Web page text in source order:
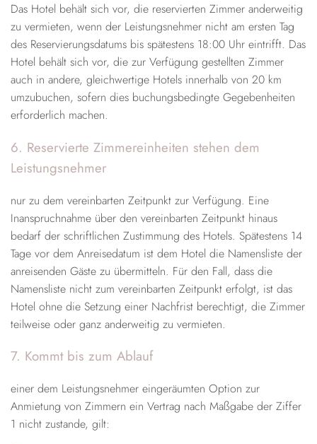
Das Hotel behält sich vor, die reservierten Zimmer anderweitig
zu vermieten, wenn der Leistungsnehmer nicht am ersten Tag
des Reservierungsdatums bis spätestens 18:00 Uhr eintrifft. Das
Hotel behält sich vor, die zur Verfügung gestellten Zimmer
auch in andere, gleichwertige Hotels innerhalb von 20 km
umzubuchen, sofern dies buchungsbedingte Gegebenheiten
erforderlich machen.
6. Reservierte Zimmereinheiten stehen dem
Leistungsnehmer
nur zu dem vereinbarten Zeitpunkt zur Verfügung. Eine
Inanspruchnahme über den vereinbarten Zeitpunkt hinaus
bedarf der schriftlichen Zustimmung des Hotels. Spätestens 14
Tage vor dem Anreisedatum ist dem Hotel die Namensliste der
anreisenden Gäste zu übermitteln. Für den Fall, dass die
Namensliste nicht zum vereinbarten Zeitpunkt erfolgt, ist das
Hotel ohne die Setzung einer Nachfrist berechtigt, die Zimmer
teilweise oder ganz anderweitig zu vermieten.
7. Kommt bis zum Ablauf
einer dem Leistungsnehmer eingeräumten Option zur
Anmietung von Zimmern ein Vertrag nach Maßgabe der Ziffer
1 nicht zustande, gilt: